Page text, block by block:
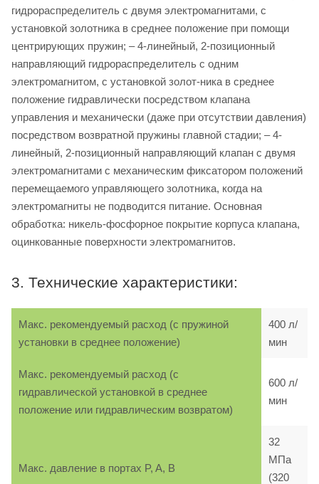
гидрораспределитель с двумя электромагнитами, с
установкой золотника в среднее положение при помощи
центрирующих пружин; – 4-линейный, 2-позиционный
направляющий гидрораспределитель с одним
электромагнитом, с установкой золот-ника в среднее
положение гидравлически посредством клапана
управления и механически (даже при отсутствии давления)
посредством возвратной пружины главной стадии; – 4-
линейный, 2-позиционный направляющий клапан с двумя
электромагнитами с механическим фиксатором положений
перемещаемого управляющего золотника, когда на
электромагниты не подводится питание. Основная
обработка: никель-фосфорное покрытие корпуса клапана,
оцинкованные поверхности электромагнитов.
3. Технические характеристики:
Макс. рекомендуемый расход (с пружиной
установки в среднее положение)
400 л/
мин
Макс. рекомендуемый расход (с
гидравлической установкой в среднее
положение или гидравлическим возвратом)
600 л/
мин
Макс. давление в портах P, A, B
32
МПа
(320